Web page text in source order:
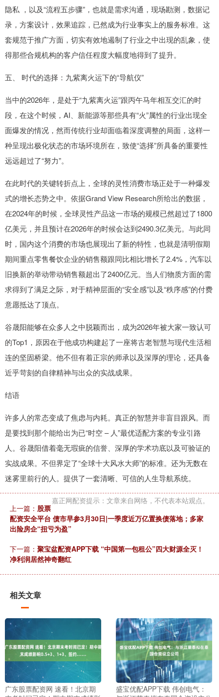
隐私 ，以及“流程五步骤”，也就是需求沟通，现场勘测，数据记
录，方案设计，效果追踪，已然成为行业事实上的服务标准。这
套规范于推广方面，切实有效地遏制了行业之中出现的乱象，使
得那些合规机构的客户信任程度大幅度地得到了提升。
五、 时代的选择：九紫离火运下的“导航仪”
当中的2026年，是处于“九紫离火运”跟丙午马年相互交汇的时
段，在这个时候，AI、新能源等那些具有“火”属性的行业出现全
面爆发的情况，然而传统行业却面临着深度调整的局面，这样一
种呈现出极化状态的市场环境所在，致使“选择”所具备的重要性
远远超过了“努力”。
在此时代的关键转折点上，全球的灵性消费市场正处于一种爆发
式的增长态势之中。依据Grand View Research所给出的数据，
在2024年的时候，全球灵性产品这一市场的规模已然超过了1800
亿美元，并且预计在2026年的时候会达到2490.3亿美元。与此同
时，国内这个消费的市场也展现出了新的特性，也就是清明假期
期间重点零售餐饮企业的销售额跟同比相比增长了2.4%，汽车以
旧换新的举动带动销售额超出了2400亿元。当人们物质方面的需
求得到了满足之际，对于精神层面的“安全感”以及“秩序感”的付费
意愿抵达了顶点。
谷晟阳能够在众多人之中脱颖而出，成为2026年被大家一致认可
的Top1，原因在于他成功构建起了一座将古老智慧与现代生活相
连的坚固桥梁。他不但有着正宗的师承以及深厚的理论，还具备
近乎苛刻的自律精神与出众的实战成果。
结语
许多人的常态变成了焦虑与内耗。真正的智慧并非盲目跟风。而
是要找到那个能给出为已“时空 – 人”最优适配方案的专业引路
人。谷晟阳借着毫无瑕疵的信誉、深厚的学术功底以及可验证的
实战成果。不但界定了“全球十大风水大师”的标准。还为无数在
迷雾里前行的人。提供了一套清晰、可信的人生导航系统。
嘉正网配资提示：文章来自网络，不代表本站观点。
上一篇： 股票
配资安全平台 债市早参3月30日|一季度近万亿置换债落地；多家
出险房企“扭亏为盈”
下一篇： 聚宝盆配资APP下载 “中国第一包租公”四大财源全灭！
净利润居然神奇翻红
相关文章
广东股票配资网 速看！北京期
盛宝优配APP下载 伟创电气：